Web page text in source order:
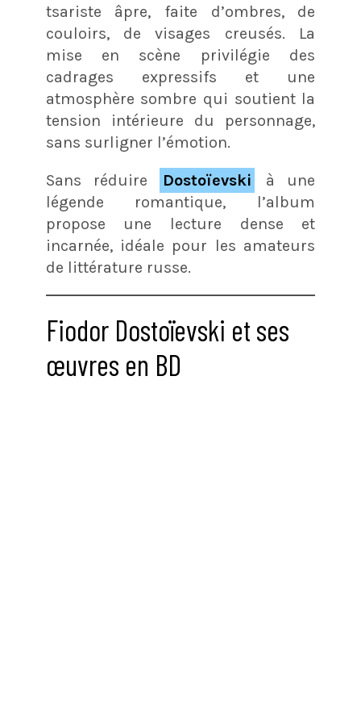
tsariste âpre, faite d’ombres, de
couloirs, de visages creusés. La
mise en scène privilégie des
cadrages expressifs et une
atmosphère sombre qui soutient la
tension intérieure du personnage,
sans surligner l’émotion.
Sans réduire Dostoïevski
à une
légende romantique, l’album
propose une lecture dense et
incarnée, idéale pour les amateurs
de littérature russe.
Fiodor Dostoïevski et ses
œuvres en BD